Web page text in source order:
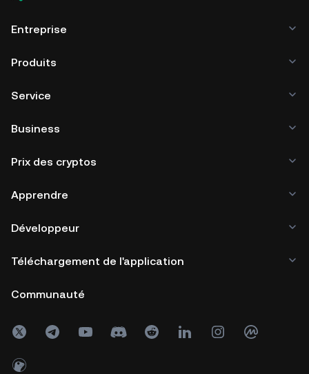
Entreprise
Produits
Service
Business
Prix des cryptos
Apprendre
Développeur
Téléchargement de l'application
Communauté